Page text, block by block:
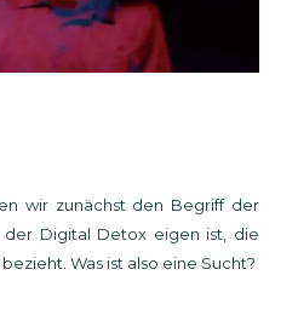
wir zunächst den Begriff der
Digital Detox eigen ist, die
Was ist also eine Sucht?